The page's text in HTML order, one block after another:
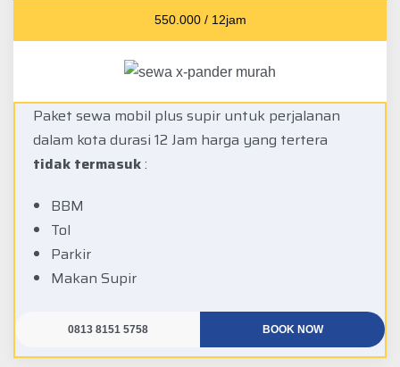
550.000 / 12jam
Paket sewa mobil plus supir untuk perjalanan
dalam kota durasi 12 Jam harga yang tertera
tidak termasuk:
BBM
Tol
Parkir
Makan Supir
0813 8151 5758 BOOK NOW